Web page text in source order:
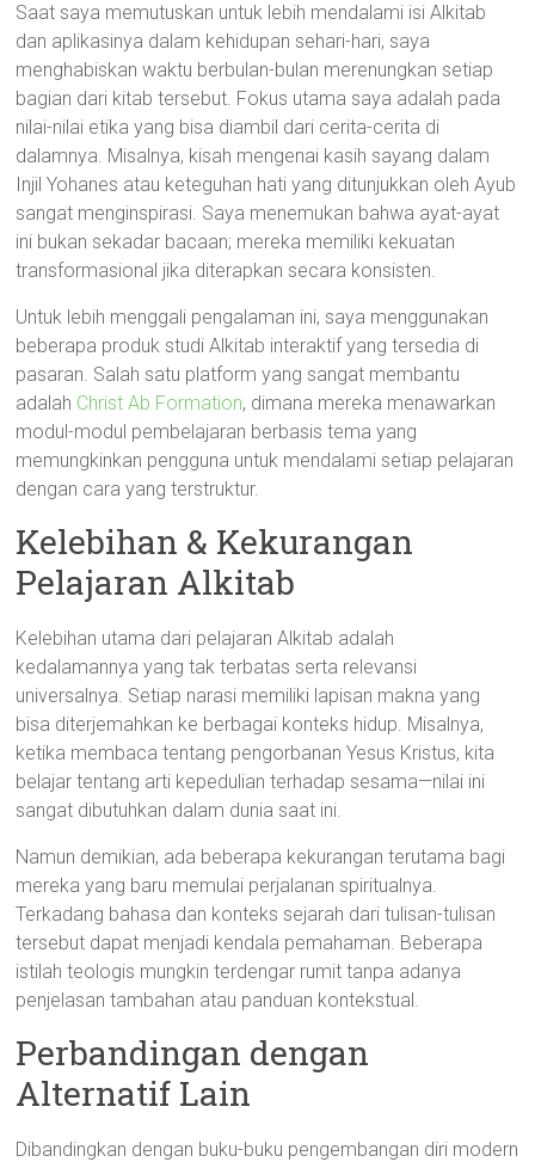
Saat saya memutuskan untuk lebih mendalami isi Alkitab
dan aplikasinya dalam kehidupan sehari-hari, saya
menghabiskan waktu berbulan-bulan merenungkan setiap
bagian dari kitab tersebut. Fokus utama saya adalah pada
nilai-nilai etika yang bisa diambil dari cerita-cerita di
dalamnya. Misalnya, kisah mengenai kasih sayang dalam
Injil Yohanes atau keteguhan hati yang ditunjukkan oleh Ayub
sangat menginspirasi. Saya menemukan bahwa ayat-ayat
ini bukan sekadar bacaan; mereka memiliki kekuatan
transformasional jika diterapkan secara konsisten.
Untuk lebih menggali pengalaman ini, saya menggunakan
beberapa produk studi Alkitab interaktif yang tersedia di
pasaran. Salah satu platform yang sangat membantu
adalah Christ Ab Formation, dimana mereka menawarkan
modul-modul pembelajaran berbasis tema yang
memungkinkan pengguna untuk mendalami setiap pelajaran
dengan cara yang terstruktur.
Kelebihan & Kekurangan
Pelajaran Alkitab
Kelebihan utama dari pelajaran Alkitab adalah
kedalamannya yang tak terbatas serta relevansi
universalnya. Setiap narasi memiliki lapisan makna yang
bisa diterjemahkan ke berbagai konteks hidup. Misalnya,
ketika membaca tentang pengorbanan Yesus Kristus, kita
belajar tentang arti kepedulian terhadap sesama—nilai ini
sangat dibutuhkan dalam dunia saat ini.
Namun demikian, ada beberapa kekurangan terutama bagi
mereka yang baru memulai perjalanan spiritualnya.
Terkadang bahasa dan konteks sejarah dari tulisan-tulisan
tersebut dapat menjadi kendala pemahaman. Beberapa
istilah teologis mungkin terdengar rumit tanpa adanya
penjelasan tambahan atau panduan kontekstual.
Perbandingan dengan
Alternatif Lain
Dibandingkan dengan buku-buku pengembangan diri modern